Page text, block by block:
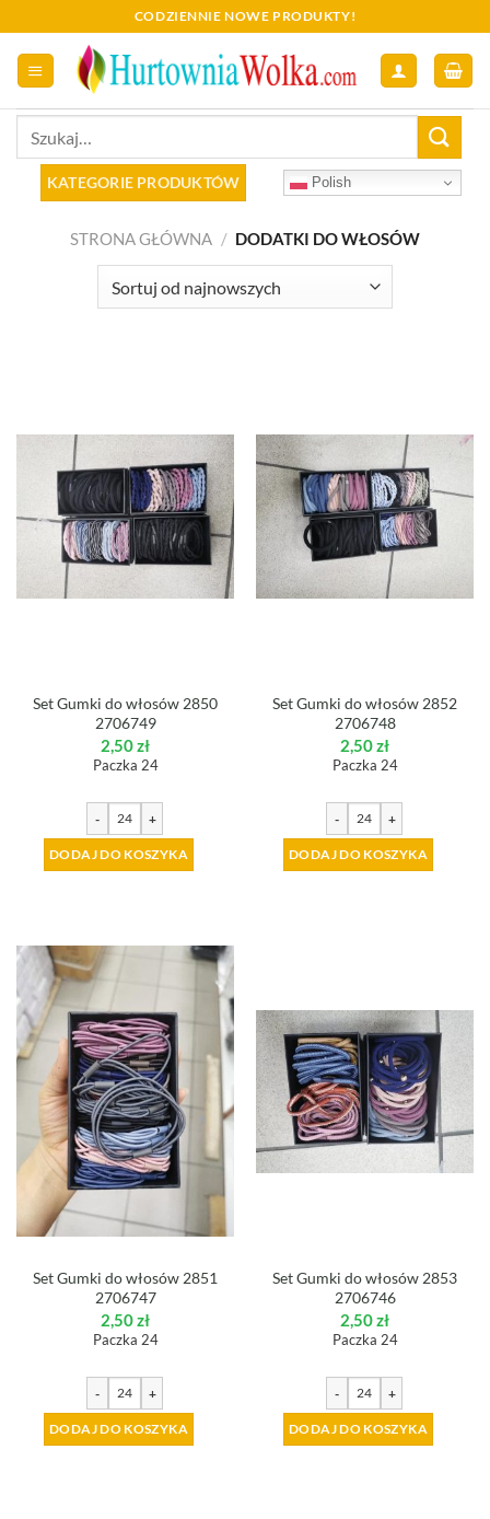
to
content
CODZIENNIE NOWE PRODUKTY!
KATEGORIE PRODUKTÓW Polish
STRONA GŁÓWNA / DODATKI DO WŁOSÓW
Set Gumki do włosów 2850
2706749
2,50zł
Paczka 24
- +
DODAJ DO KOSZYKA
Set Gumki do włosów 2852
2706748
2,50zł
Paczka 24
- +
DODAJ DO KOSZYKA
Set Gumki do włosów 2851
2706747
2,50zł
Paczka 24
- +
DODAJ DO KOSZYKA
Set Gumki do włosów 2853
2706746
2,50zł
Paczka 24
- +
DODAJ DO KOSZYKA